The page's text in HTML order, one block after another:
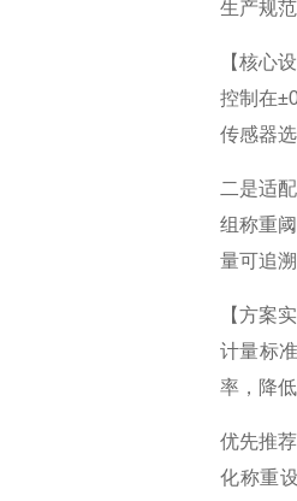
生产规
【核心
控制在
传感器
二是适
组称重
量可追
【方案
计量标
率，降
优先推
化称重